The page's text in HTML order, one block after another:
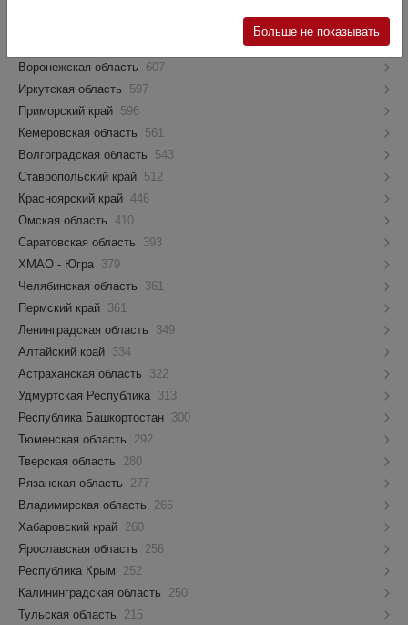
Больше не показывать
Воронежская область
607
Иркутская область
597
Приморский край 596
Кемеровская область
561
Волгоградская область
543
Ставропольский край 512
Красноярский край 446
Омская область 410
Саратовская область
393
ХМАО - Югра 379
Челябинская область
361
Пермский край 361
Ленинградская область
349
Алтайский край 334
Астраханская область
322
Удмуртская Республика 313
Республика Башкортостан 300
Тюменская область
292
Тверская область
280
Рязанская область
277
Владимирская область
266
Хабаровский край 260
Ярославская область
256
Республика Крым
252
Калининградская область
250
Тульская область
215